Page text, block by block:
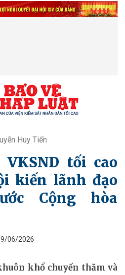
Huy Tiến
tối cao
kiến lãnh đạo
Cộng hòa
06/2026
khổ chuyến thăm và